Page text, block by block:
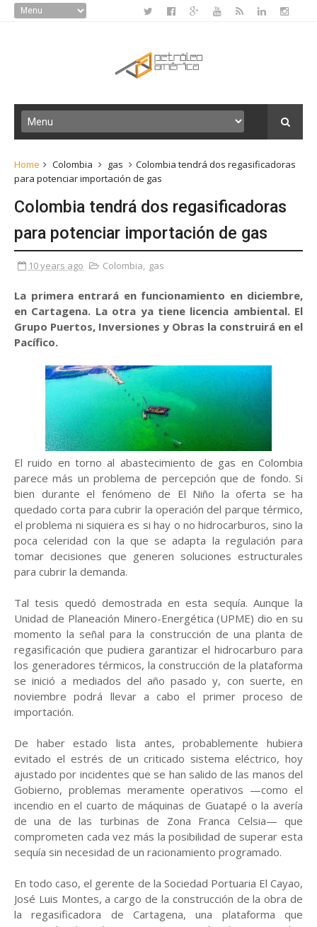
Home Colombia gas
Colombia tendrá dos regasificadoras
para potenciar importación de gas
Colombia tendrá dos regasificadoras
para potenciar importación de gas
10 years ago Colombia, gas
La primera entrará en funcionamiento en diciembre,
en Cartagena. La otra ya tiene licencia ambiental. El
Grupo Puertos, Inversiones y Obras la construirá en el
Pacífico.
El ruido en torno al abastecimiento de gas en Colombia
parece más un problema de percepción que de fondo. Si
bien durante el fenómeno de El Niño la oferta se ha
quedado corta para cubrir la operación del parque térmico,
el problema ni siquiera es si hay o no hidrocarburos, sino la
poca celeridad con la que se adapta la regulación para
tomar decisiones que generen soluciones estructurales
para cubrir la demanda.
Tal tesis quedó demostrada en esta sequía. Aunque la
Unidad de Planeación Minero-Energética (UPME) dio en su
momento la señal para la construcción de una planta de
regasificación que pudiera garantizar el hidrocarburo para
los generadores térmicos, la construcción de la plataforma
se inició a mediados del año pasado y, con suerte, en
noviembre podrá llevar a cabo el primer proceso de
importación.
De haber estado lista antes, probablemente hubiera
evitado el estrés de un criticado sistema eléctrico, hoy
ajustado por incidentes que se han salido de las manos del
Gobierno, problemas meramente operativos —como el
incendio en el cuarto de máquinas de Guatapé o la avería
de una de las turbinas de Zona Franca Celsia— que
comprometen cada vez más la posibilidad de superar esta
sequía sin necesidad de un racionamiento programado.
En todo caso, el gerente de la Sociedad Portuaria El Cayao,
José Luis Montes, a cargo de la construcción de la obra de
la regasificadora de Cartagena, una plataforma que